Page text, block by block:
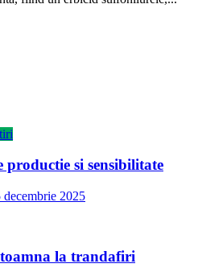
si sensibilitate
decembrie 2025
la trandafiri